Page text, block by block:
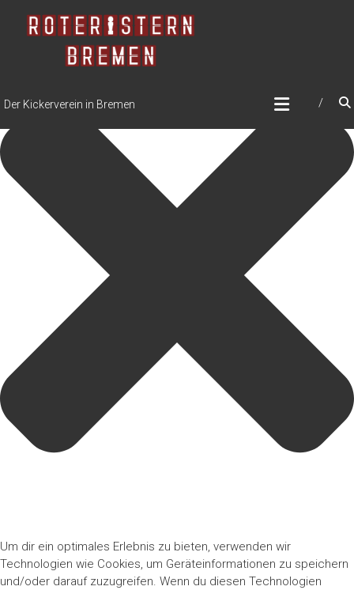
Um dir ein optimales Erlebnis zu bieten, verwenden wir
Technologien wie Cookies, um Geräteinformationen zu speichern
und/oder darauf zuzugreifen. Wenn du diesen Technologien
Der Kickerverein in Bremen